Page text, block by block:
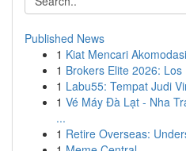
Published News
1 Kiat Mencari
1 Brokers Elite 2026:
1 Labu55: Tempat Judi
1 Vé Máy Đà Lạt - Nha
...
1 Retire Overseas: